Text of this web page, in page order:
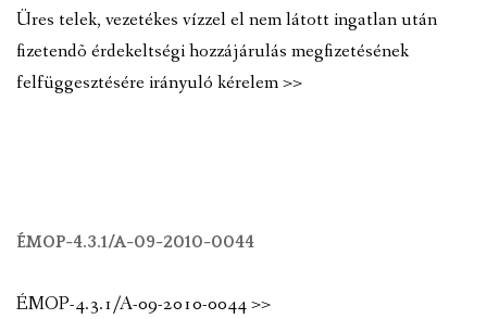
Üres telek, vezetékes vízzel el nem látott ingatlan után
fizetendõ érdekeltségi hozzájárulás megfizetésének
felfüggesztésére irányuló kérelem >>
ÉMOP-4.3.1/A-09-2010-0044
ÉMOP-4.3.1/A-09-2010-0044 >>